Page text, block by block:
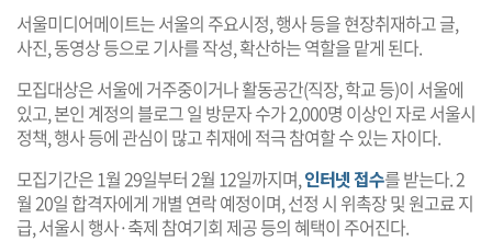
서울미디어메이트는 서울의 주요시정, 행사 등을 현장취재하고 글,
사진, 동영상 등으로 기사를 작성, 확산하는 역할을 맡게 된다.
모집대상은 서울에 거주중이거나 활동공간(직장, 학교 등)이 서울에
있고, 본인 계정의 블로그 일 방문자 수가 2,000명 이상인 자로 서울시
정책, 행사 등에 관심이 많고 취재에 적극 참여할 수 있는 자이다.
모집기간은 1월 29일부터 2월 12일까지며,인터넷 접수를 받는다. 2
월 20일 합격자에게 개별 연락 예정이며, 선정 시 위촉장 및 원고료 지
급, 서울시 행사·축제 참여기회 제공 등의 혜택이 주어진다.